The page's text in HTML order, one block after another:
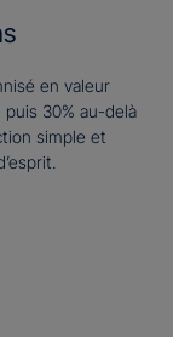
en valeur
30% au-delà
simple et